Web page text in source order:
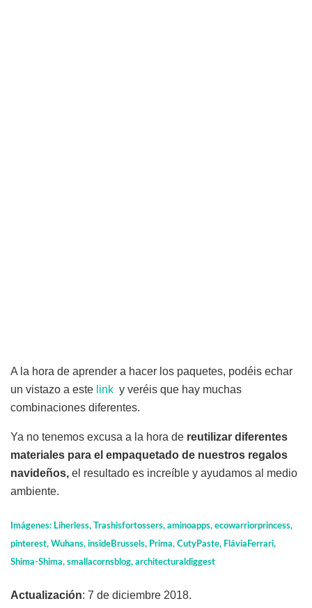
A la hora de aprender a hacer los paquetes, podéis echar
un vistazo a este link y veréis que hay muchas
combinaciones diferentes.
Ya no tenemos excusa a la hora de reutilizar diferentes
materiales para el empaquetado de nuestros regalos
navideños, el resultado es increíble y ayudamos al medio
ambiente.
Imágenes: Liherless, Trashisfortossers, aminoapps, ecowarriorprincess,
pinterest, Wuhans, insideBrussels, Prima, CutyPaste, FláviaFerrari,
Shima-Shima, smallacornsblog, architecturaldiggest
Actualización: 7 de diciembre 2018.